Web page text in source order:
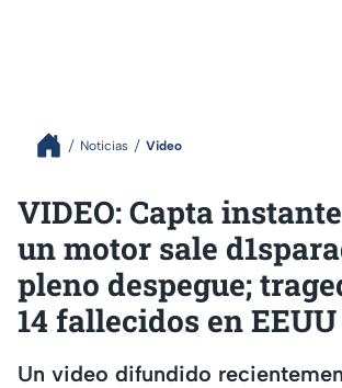
Noticias Video
VIDEO: Capta
un motor sale
pleno despegue;
14 fallecidos en EEUU
Un video difundido